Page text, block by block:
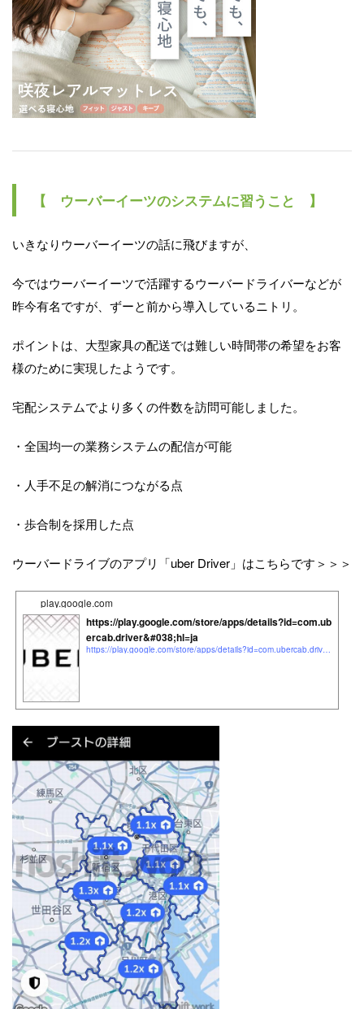
【 ウーバーイーツのシステムに習うこと 】
いきなりウーバーイーツの話に飛びますが、
今ではウーバーイーツで活躍するウーバードライバーなどが
昨今有名ですが、ずーと前から導入しているニトリ。
ポイントは、大型家具の配送では難しい時間帯の希望をお客
様のために実現したようです。
宅配システムでより多くの件数を訪問可能しました。
・全国均一の業務システムの配信が可能
・人手不足の解消につながる点
・歩合制を採用した点
ウーバードライブのアプリ「uber Driver」はこちらです＞＞＞
play.google.com
https://play.google.com/store/apps/details?id=com.ub
ercab.driver&#038;hl=ja
https://play.google.com/store/apps/details?id=com.ubercab.driver&#038;hl=ja